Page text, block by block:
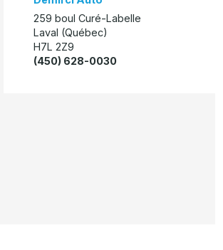
259 boul Curé-Labelle
Laval (Québec)
H7L 2Z9
(450) 628-0030